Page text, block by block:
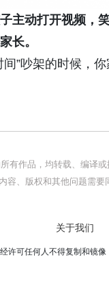
主动打开视频，
长。
”吵架的时候，
有作品，均转载、编译
容、版权和其他问题需
关于我们
许可任何人不得复制和镜